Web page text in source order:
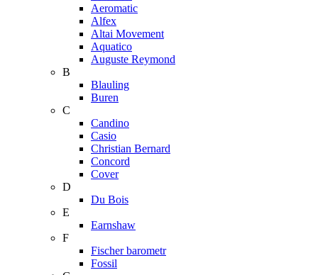
Aeromatic
Alfex
Altai Movement
Aquatico
Auguste Reymond
B
Blauling
Buren
C
Candino
Casio
Christian Bernard
Concord
Cover
D
Du Bois
E
Earnshaw
F
Fischer barometr
Fossil